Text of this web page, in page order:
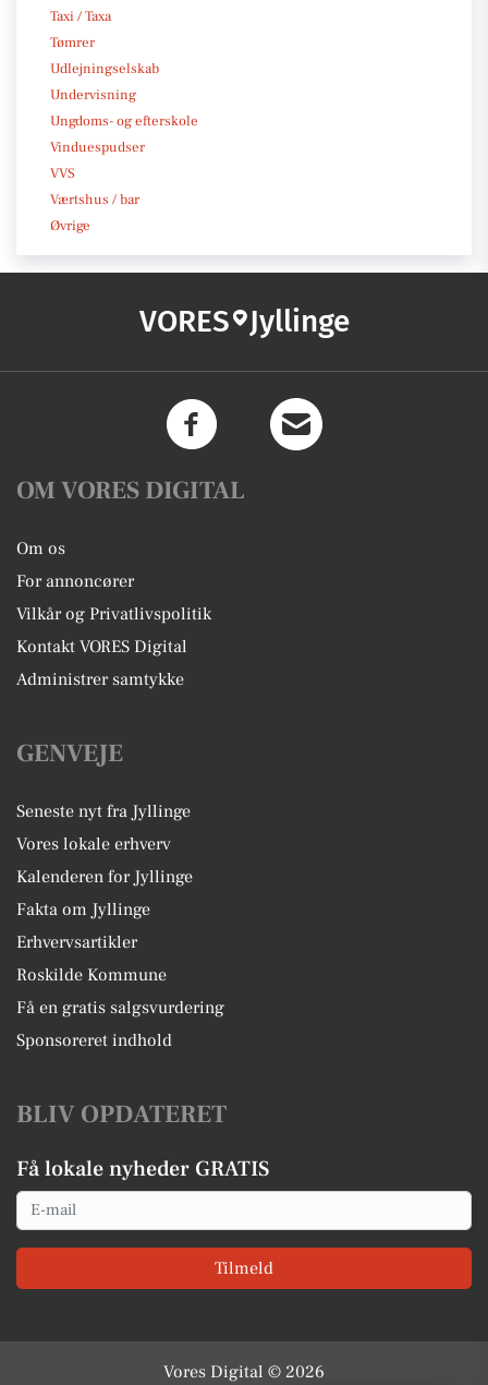
Taxi / Taxa
Tømrer
Udlejningselskab
Undervisning
Ungdoms- og efterskole
Vinduespudser
VVS
Værtshus / bar
Øvrige
VORES Jyllinge
OM VORES DIGITAL
Om os
For annoncører
Vilkår og Privatlivspolitik
Kontakt VORES Digital
Administrer samtykke
GENVEJE
Seneste nyt fra Jyllinge
Vores lokale erhverv
Kalenderen for Jyllinge
Fakta om Jyllinge
Erhvervsartikler
Roskilde Kommune
Få en gratis salgsvurdering
Sponsoreret indhold
BLIV OPDATERET
Få lokale nyheder GRATIS
Email
Tilmeld
Vores Digital © 2026